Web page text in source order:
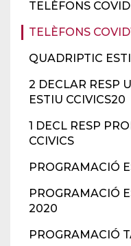
TELÈFONS COVID
TELÈFONS
QUADRIPTIC
2 DECLAR RESP
ESTIU CCIVICS20
1 DECL RESP
CCIVICS
PROGRAMACIÓ
PROGRAMACIÓ
2020
PROGRAMACIÓ